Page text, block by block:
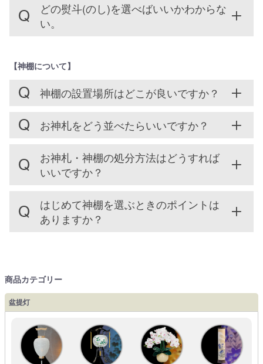
どの熨斗(のし)を選べばいいかわからな
い。
【神棚について】
神棚の設置場所はどこが良いですか？
お神札をどう並べたらいいですか？
お神札・神棚の処分方法はどうすれば
いいですか？
はじめて神棚を選ぶときのポイントは
ありますか？
商品カテゴリー
盆提灯